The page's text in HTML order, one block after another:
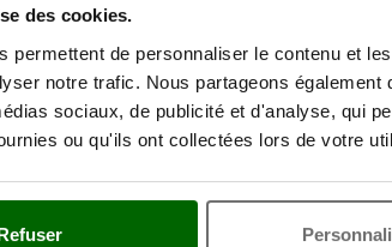
des cookies.
permettent de personnaliser le contenu et
notre trafic. Nous partageons
sociaux, de publicité et d'analyse, qui
ou qu'ils ont collectées lors de votre
un motoculteur
de différents accessoires professionnelsgrâce à
pour chaque saison et chaque
d’arbustes, de broussailles et de résidus
routes et zones agricoles de la neige.
de grands volumes de neige en réglant la